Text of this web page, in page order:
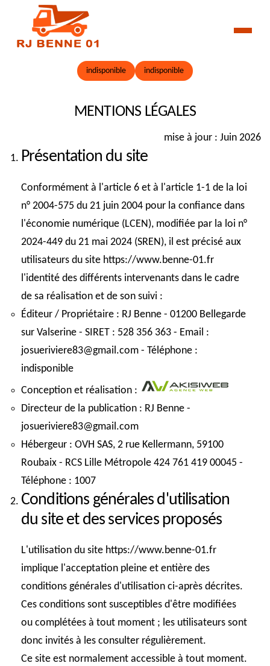
indisponible indisponible
MENTIONS LÉGALES
mise à jour : Juin 2026
Présentation du site
Conformément à l'article 6 et à l'article 1-1 de la loi
n° 2004-575 du 21 juin 2004 pour la confiance dans
l'économie numérique (LCEN), modifiée par la loi n°
2024-449 du 21 mai 2024 (SREN), il est précisé aux
utilisateurs du site https://www.benne-01.fr
l'identité des différents intervenants dans le cadre
de sa réalisation et de son suivi :
Éditeur / Propriétaire : RJ Benne - 01200 Bellegarde
sur Valserine - SIRET : 528 356 363 - Email :
josueriviere83@gmail.com - Téléphone :
indisponible
Conception et réalisation :
Directeur de la publication : RJ Benne -
josueriviere83@gmail.com
Hébergeur : OVH SAS, 2 rue Kellermann, 59100
Roubaix - RCS Lille Métropole 424 761 419 00045 -
Téléphone : 1007
Conditions générales d'utilisation
du site et des services proposés
L'utilisation du site https://www.benne-01.fr
implique l'acceptation pleine et entière des
conditions générales d'utilisation ci-après décrites.
Ces conditions sont susceptibles d'être modifiées
ou complétées à tout moment ; les utilisateurs sont
donc invités à les consulter régulièrement.
Ce site est normalement accessible à tout moment.